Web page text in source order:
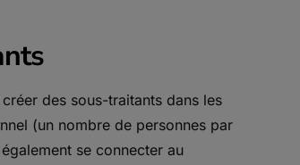
des sous-traitants dans les
(un nombre de personnes par
se connecter au